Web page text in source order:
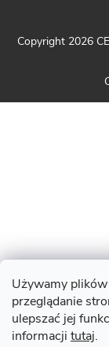
Używamy
przeglądanie
ulepszać jej
informacji tutaj.
Copyright 2026